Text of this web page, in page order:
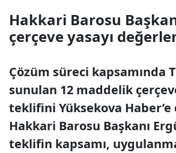
Hakkari Barosu
çerçeve yasayı
Çözüm süreci kapsamında
sunulan 12 maddelik
teklifini Yüksekova
Hakkari Barosu Başkanı
teklifin kapsamı,